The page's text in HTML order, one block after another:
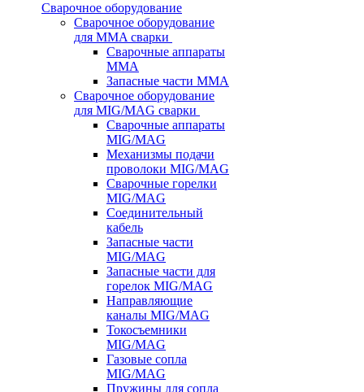
Сварочное оборудование
Сварочное оборудование
для MMA сварки
Сварочные аппараты
MMA
Запасные части MMA
Сварочное оборудование
для MIG/MAG сварки
Сварочные аппараты
MIG/MAG
Механизмы подачи
проволоки MIG/MAG
Сварочные горелки
MIG/MAG
Соединительный
кабель
Запасные части
MIG/MAG
Запасные части для
горелок MIG/MAG
Направляющие
каналы MIG/MAG
Токосъемники
MIG/MAG
Газовые сопла
MIG/MAG
Пружины для сопла